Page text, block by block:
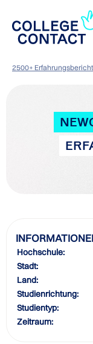
2500+
Hochschule:
Stadt:
Land:
Studienrichtung:
Studientyp:
Zeitraum: